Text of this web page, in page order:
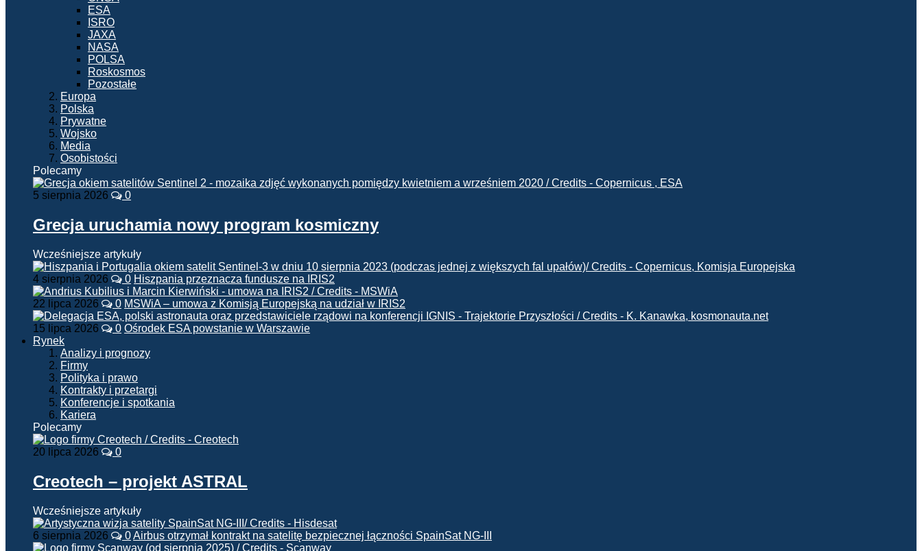
ESA
ISRO
JAXA
NASA
POLSA
Roskosmos
Pozostałe
Europa
Polska
Prywatne
Wojsko
Media
Osobistości
Polecamy
5 sierpnia 2026 0
Grecja uruchamia nowy program kosmiczny
Wcześniejsze artykuły
4 sierpnia 2026 0 Hiszpania przeznacza fundusze na IRIS2
22 lipca 2026 0 MSWiA – umowa z Komisją Europejską na udział w IRIS2
15 lipca 2026 0 Ośrodek ESA powstanie w Warszawie
Rynek
Analizy i prognozy
Firmy
Polityka i prawo
Kontrakty i przetargi
Konferencje i spotkania
Kariera
Polecamy
20 lipca 2026 0
Creotech – projekt ASTRAL
Wcześniejsze artykuły
6 sierpnia 2026 0Airbus otrzymał kontrakt na satelitę bezpiecznej łączności SpainSat NG-III